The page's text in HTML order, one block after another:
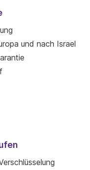
und nach Israel